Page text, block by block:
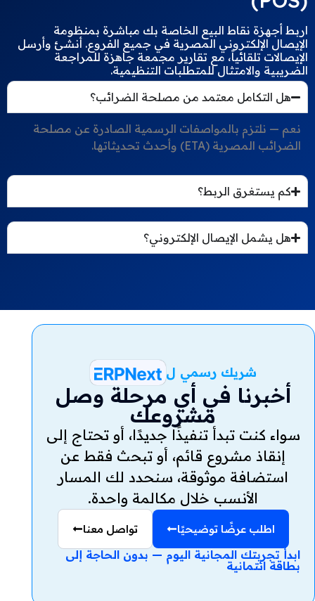
اربط أجهزة نقاط البيع الخاصة بك مباشرة بمنظومة
الإيصال الإلكتروني المصرية في جميع الفروع. أنشئ وأرسل
الإيصالات تلقائياً، مع تقارير مجمعة جاهزة للمراجعة
الضريبية والامتثال للمتطلبات التنظيمية.
هل التكامل معتمد من مصلحة الضرائب؟
نعم — نلتزم بالمواصفات الرسمية الصادرة عن مصلحة
الضرائب المصرية (ETA) وأحدث تحديثاتها.
كم يستغرق الربط؟
هل يشمل الإيصال الإلكتروني؟
شريك رسمي ل
أخبرنا في أي مرحلة وصل
مشروعك
سواء كنت تبدأ تنفيذًا جديدًا، أو تحتاج إلى
إنقاذ مشروع قائم، أو تبحث فقط عن
استضافة موثوقة، سنحدد لك المسار
الأنسب خلال مكالمة واحدة.
اطلب عرضًا توضيحيًا تواصل معنا
ابدأ تجربتك المجانية اليوم — بدون الحاجة إلى
بطاقة ائتمانية